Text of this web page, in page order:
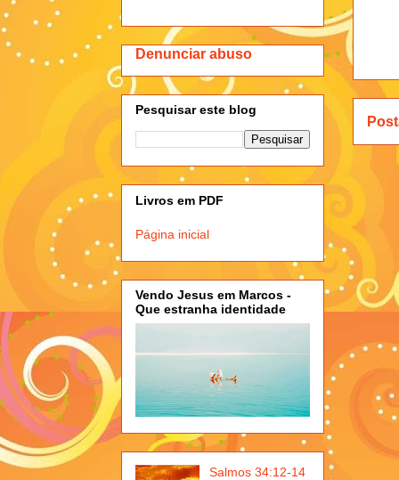
Denunciar abuso
Pesquisar este blog
Livros em PDF
Página inicial
Vendo Jesus em Marcos -
Que estranha identidade
Salmos 34:12-14